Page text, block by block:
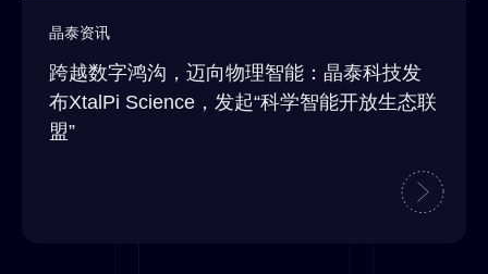
晶泰资讯
跨越数字鸿沟，迈向物理智能：晶泰科技发
布XtalPi Science，发起“科学智能开放生态联
盟”